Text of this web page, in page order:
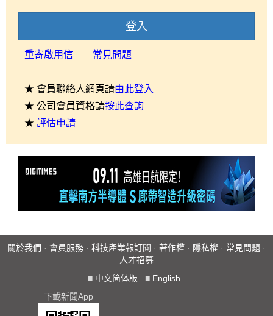
登入
重寄啟用信 常見問題
★ 會員聯絡人網頁請由此登入
★ 公司會員資格請按此查詢
★ 評估申請
關於我們 · 會員服務 · 科技產業報訂閱 · 著作權 · 隱私權 · 常見問題 ·
人才招募
■ 中文简体版 ■ English
下載新聞App